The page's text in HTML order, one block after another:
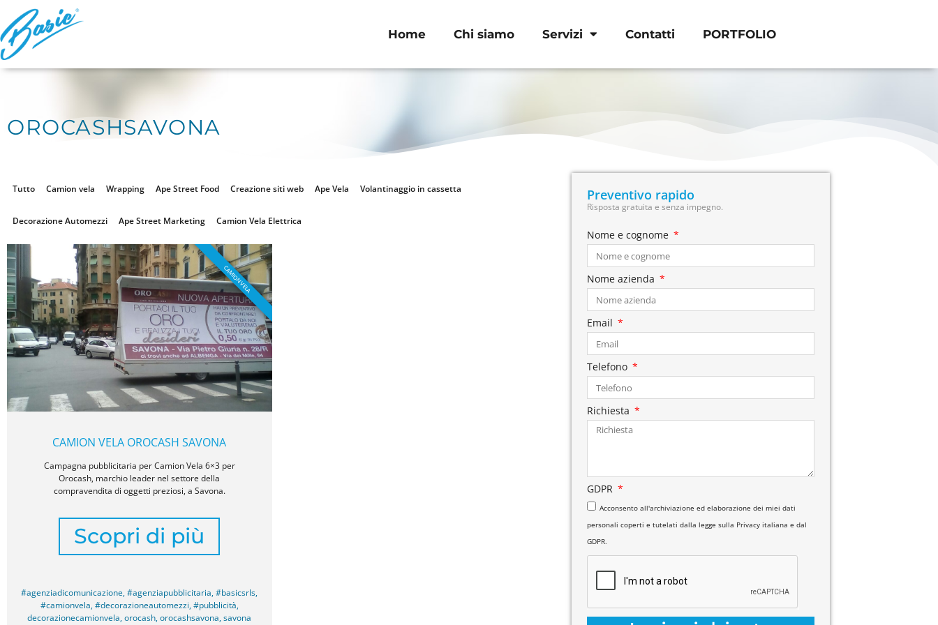
Home Chi siamo Servizi Contatti PORTFOLIO
OROCASHSAVONA
Tutto Camion vela Wrapping Ape Street Food Creazione siti web Ape Vela Volantinaggio in cassetta
Decorazione Automezzi Ape Street Marketing Camion Vela Elettrica
CAMION VELA OROCASH SAVONA
Campagna pubblicitaria per Camion Vela 6×3 per
Orocash, marchio leader nel settore della
compravendita di oggetti preziosi, a Savona.
Scopri di più
CAMION VELA
#agenziadicomunicazione,#agenziapubblicitaria,#basicsrls,
#camionvela,#decorazioneautomezzi,#pubblicità,
decorazionecamionvela,orocash,orocashsavona,savona
Preventivo rapido
Risposta gratuita e senza impegno.
Nome e cognome
Nome azienda
Email
Telefono
Richiesta
GDPR
Acconsento all'archiviazione ed elaborazione dei miei dati
personali coperti e tutelati dalla legge sulla Privacy italiana e dal
GDPR.